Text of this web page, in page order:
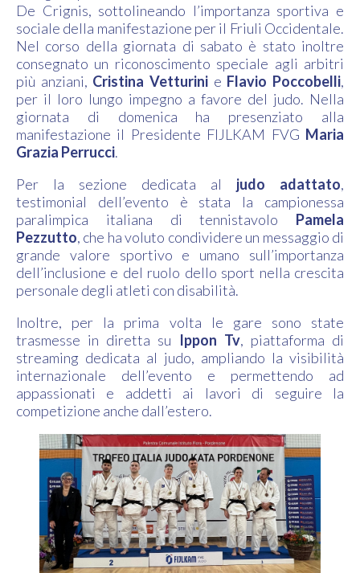
De Crignis, sottolineando l’importanza sportiva e
sociale della manifestazione per il Friuli Occidentale.
Nel corso della giornata di sabato è stato inoltre
consegnato un riconoscimento speciale agli arbitri
più anziani, Cristina Vetturini e Flavio Poccobelli,
per il loro lungo impegno a favore del judo. Nella
giornata di domenica ha presenziato alla
manifestazione il Presidente FIJLKAM FVG Maria
Grazia Perrucci.
Per la sezione dedicata al judo adattato,
testimonial dell’evento è stata la campionessa
paralimpica italiana di tennistavolo Pamela
Pezzutto, che ha voluto condividere un messaggio di
grande valore sportivo e umano sull’importanza
dell’inclusione e del ruolo dello sport nella crescita
personale degli atleti con disabilità.
Inoltre, per la prima volta le gare sono state
trasmesse in diretta su Ippon Tv, piattaforma di
streaming dedicata al judo, ampliando la visibilità
internazionale dell’evento e permettendo ad
appassionati e addetti ai lavori di seguire la
competizione anche dall’estero.